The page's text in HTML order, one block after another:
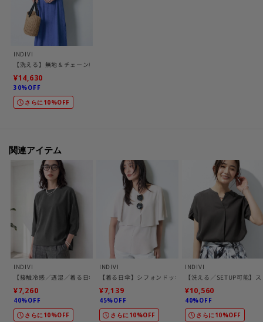
ております。
-・-・-・-・-・-・-・-・-・-・-・-・-・-・-・-・-・-・-・-・-・-
■気になるアイテムは『お気に入り登録』がおすすめです！■
[お気に入り登録とは？]
オンラインサイトの各アイテムにある「♡マーク」を
[おすすめPOINT]
お得な情報をGETできます！！
再入荷通知や、値下げ情報・在庫状況をメルマガにてお知らせ♪
POINT.2
マイページでお気に入り一覧をチェックでき、
自分だけのお買い物リストがつくれる♪
-・-・-・-・-・-・-・-・-・-・-・-・-・-・-・-・-・-・-・-・-・-
※照明の関係により、実際よりも色味が違って見える場合があります。また、
INDIVI
【洗える】無地＆チェーン柄 シャーリングサッカーワンピース
¥14,630
30%OFF
さらに10%OFF
関連アイテム
INDIVI
【接触冷感／透湿／着る日傘】ドルマントップス
¥7,260
40%OFF
さらに10%OFF
INDIVI
【着る日傘】シフォンドッキングブラウス
¥7,139
45%OFF
さらに10%OFF
INDIVI
【洗える／SETUP可能】
¥10,560
40%OFF
さらに10%OFF